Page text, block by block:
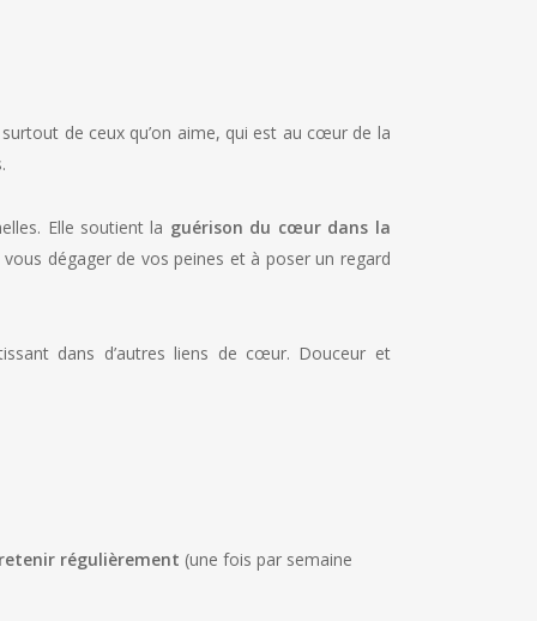
de ceux qu’on aime, qui est au cœur de la
Elle soutient la guérison du cœur dans la
dégager de vos peines et à poser un regard
dans d’autres liens de cœur. Douceur et
régulièrement (une fois par semaine